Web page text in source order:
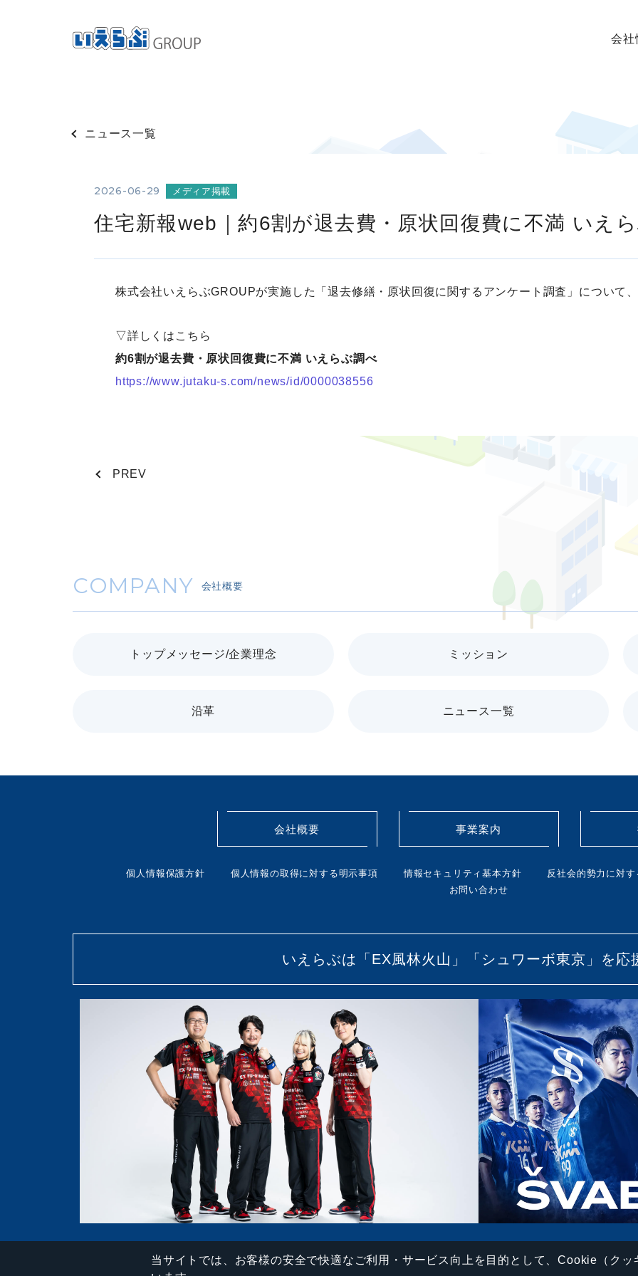
会社
ニュース一覧
2026-06-29 メディア掲載
住宅新報web｜約6割が退去費・原状回復費に不満 いえ
株式会社いえらぶGROUPが実施した「退去修繕・原状回復に関するアンケート調査」について
▽詳しくはこちら
約6割が退去費・原状回復費に不満 いえらぶ調べ
https://www.jutaku-s.com/news/id/0000038556
PREV
COMPANY 会社概要
トップメッセージ/企業理念 ミッション
沿革 ニュース一覧
会社概要 事業案内
個人情報保護方針 個人情報の取得に対する明示事項 情報セキュリティ基本方針
反社会的勢力に対
お問い合わせ
いえらぶは「EX風林火山」「シュワーボ東京」を応
当サイトでは、お客様の安全で快適なご利用・サービス向上を目的として、Cookie（クッ